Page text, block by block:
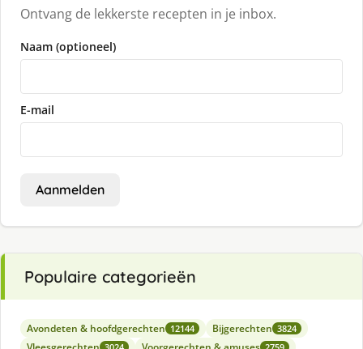
Ontvang de lekkerste recepten in je inbox.
Naam (optioneel)
E-mail
Aanmelden
Populaire categorieën
Avondeten & hoofdgerechten 12144 Bijgerechten 3824